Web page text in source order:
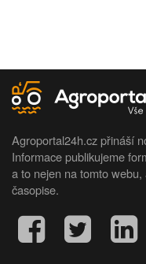
Agroportal24h.cz přináší
Informace publikujeme
a to nejen na tomto
časopise.